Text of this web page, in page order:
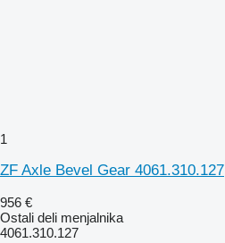
1
ZF Axle Bevel Gear 4061.310.127
956 €
Ostali deli menjalnika
4061.310.127